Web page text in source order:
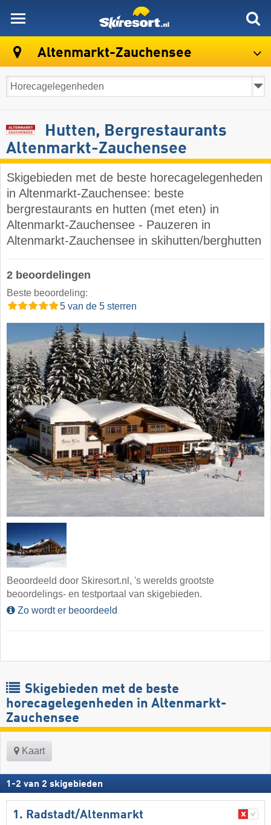
Altenmarkt-Zauchensee
Hutten, Bergrestaurants
Altenmarkt-Zauchensee
Skigebieden met de beste horecagelegenheden
in Altenmarkt-Zauchensee: beste
bergrestaurants en hutten (met eten) in
Altenmarkt-Zauchensee - Pauzeren in
Altenmarkt-Zauchensee in skihutten/berghutten
2 beoordelingen
Beste beoordeling:
5 van de 5 sterren
Beoordeeld door Skiresort.nl, 's werelds grootste
beoordelings- en testportaal van skigebieden.
Zo wordt er beoordeeld
Skigebieden met de beste
horecagelegenheden in Altenmarkt-
Zauchensee
Kaart
1 -2 van 2 skigebieden
1. Radstadt/​Altenmarkt